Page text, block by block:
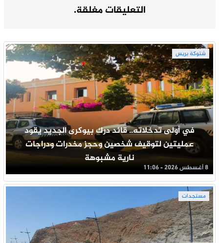
التعليقات مغلقة.
شتوكة بريس
في أولى تدخلاته.. قائد درك بيوكرى الجديد يقود
عمليتين لتوقيف شخصين وحجز مخدرات ودراجات
نارية مشبوهة
8 أغسطس 2026 - 11:06
مستجدات